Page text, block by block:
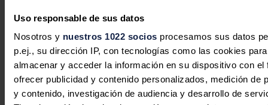
Uso responsable de sus datos
Nosotros y nuestros 1022 socios procesamos sus datos
p.ej., su dirección IP, con tecnologías como las cookies para
almacenar y acceder la información en su dispositivo con el
ofrecer publicidad y contenido personalizados, medición de
y contenido, investigación de audiencia y desarrollo de
un respaldo superior al 92%
Redacción 27/07/2026